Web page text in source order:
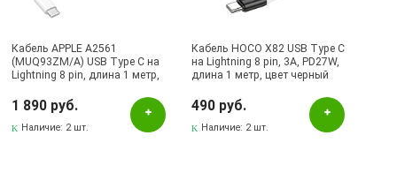
Цвет
Белый
Кабель APPLE A2561
(MUQ93ZM/A) USB Type C на
Lightning 8 pin, длина 1 метр,
1 890 руб.
Наличие: 2 шт.
Кабель HOCO X82 USB Type C
на Lightning 8 pin, 3A, PD27W,
длина 1 метр, цвет черный
490 руб.
Наличие: 2 шт.